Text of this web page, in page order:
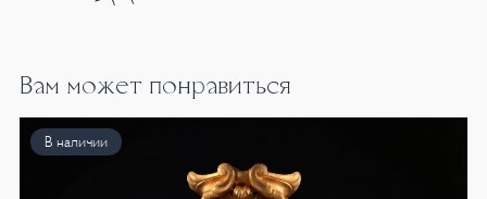
Вам может понравиться
В наличии